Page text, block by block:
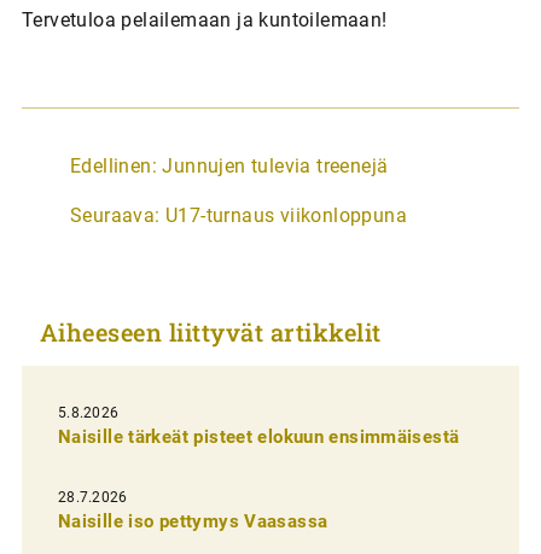
Tervetuloa pelailemaan ja kuntoilemaan!
A
t
k
e
l
i
e
n
Edellinen: Junnujen tulevia treenejä
Seuraava: U17-turnaus viikonloppuna
Aiheeseen liittyvät artikkelit
5.8.2026
Naisille tärkeät pisteet elokuun ensimmäisestä
28.7.2026
Naisille iso pettymys Vaasassa